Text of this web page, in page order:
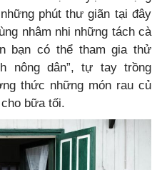
phút thư giãn tại đây
nhâm nhi những tách cà
bạn có thể tham gia thử
nông dân”, tự tay trồng
thức những món rau củ
bữa tối.